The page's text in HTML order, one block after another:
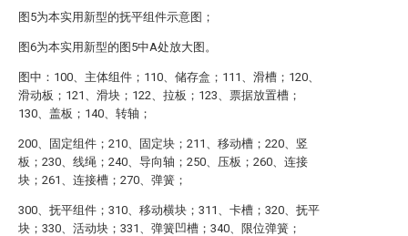
图5为本实用新型的抚平组件示意图；
图6为本实用新型的图5中A处放大图。
图中：100、主体组件；110、储存盒；111、滑槽；120、
滑动板；121、滑块；122、拉板；123、票据放置槽；
130、盖板；140、转轴；
200、固定组件；210、固定块；211、移动槽；220、竖
板；230、线绳；240、导向轴；250、压板；260、连接
块；261、连接槽；270、弹簧；
300、抚平组件；310、移动横块；311、卡槽；320、抚平
块；330、活动块；331、弹簧凹槽；340、限位弹簧；